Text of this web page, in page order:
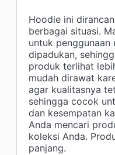
Hoodie ini
berbagai situasi.
untuk
dipadukan,
produk terlihat
mudah dirawat
agar kualitasnya
sehingga cocok
dan kesempatan
Anda mencari
koleksi Anda.
panjang.